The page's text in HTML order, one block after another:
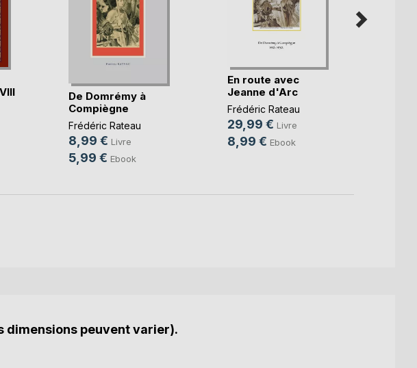
De Domrémy à
Compiègne
Frédéric Rateau
8,99 € Livre
5,99 € Ebook
En route avec
Jeanne d'Arc
Frédéric Rateau
29,99 € Livre
8,99 € Ebook
dimensions peuvent varier).